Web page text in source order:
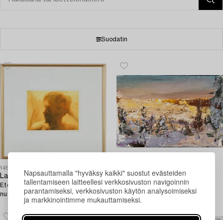
Napsauttamalla "hyväksy kaikki" suostut evästeiden
tallentamiseen laitteellesi verkkosivuston navigoinnin
parantamiseksi, verkkosivuston käytön analysoimiseksi
ja markkinointimme mukauttamiseksi.
Suodatin
1451292
Lars Lerin
Etching, signed, dated 2005, and
numbered 1/3.
Lars Lerin
Lars Lerin,